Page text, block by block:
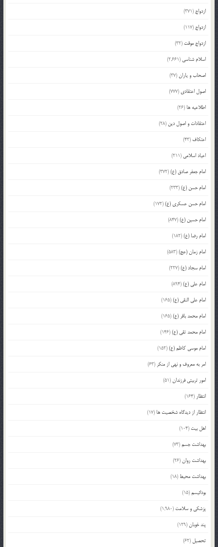
ازدواج (371)
ازدواج (117)
ازدواج موقت (32)
اسلام شناسی (2,661)
اصحاب و یاران(37)
اصول اعتقادی (777)
اطلاعیه ها (26)
اعتقادات و اصول دین (28)
اعتکاف (43)
اعیاد اسلامی (211)
امام جعفر صادق (ع)(372)
امام حسن (ع)(233)
امام حسن عسکری (ع)(172)
امام حسین (ع)(847)
امام رضا (ع)(182)
امام زمان (عج)(583)
امام سجاد (ع)(227)
امام علی (ع)(894)
امام علی النقی (ع)(165)
امام محمد باقر (ع)(165)
امام محمد تقی (ع)(146)
امام موسی کاظم (ع)(152)
امر به معروف و نهی از منکر (63)
امور تربیتی فرزندان(51)
انتظار (164)
انتظار از دیدگاه شخصیت ها (17)
اهل بیت (104)
بهداشت جسم(73)
بهداشت روان(26)
بهداشت محیط (18)
بودائیسم(15)
پزشکی و سلامت (1,980)
پند خوبان(129)
تحصیل (62)